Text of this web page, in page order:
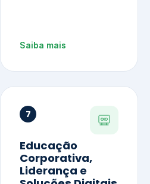
Saiba mais
7
Educação
Corporativa,
Liderança e